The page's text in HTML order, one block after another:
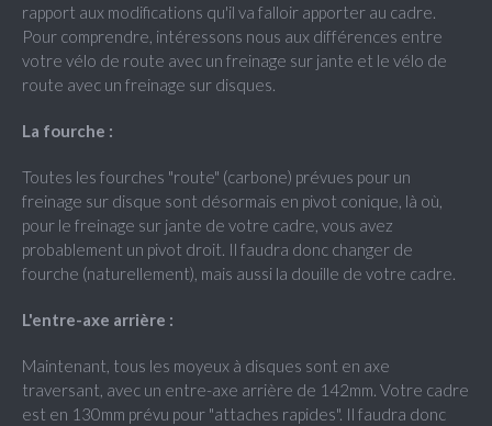
rapport aux modifications qu'il va falloir apporter au cadre.
Pour comprendre, intéressons nous aux différences entre
votre vélo de route avec un freinage sur jante et le vélo de
route avec un freinage sur disques.
La fourche :
Toutes les fourches "route" (carbone) prévues pour un
freinage sur disque sont désormais en pivot conique, là où,
pour le freinage sur jante de votre cadre, vous avez
probablement un pivot droit. Il faudra donc changer de
fourche (naturellement), mais aussi la douille de votre cadre.
L'entre-axe arrière :
Maintenant, tous les moyeux à disques sont en axe
traversant, avec un entre-axe arrière de 142mm. Votre cadre
est en 130mm prévu pour "attaches rapides". Il faudra donc